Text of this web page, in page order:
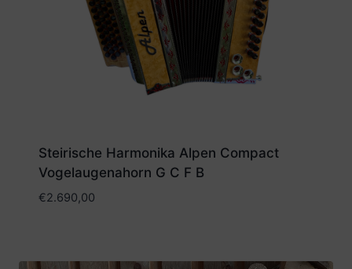
Steirische Harmonika Alpen Compact
Vogelaugenahorn G C F B
€2.690,00